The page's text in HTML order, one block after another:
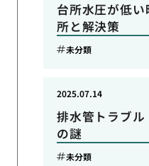
台所水圧が低
所と解決策
未分類
排水管トラブ
の謎
2025.07.14
未分類